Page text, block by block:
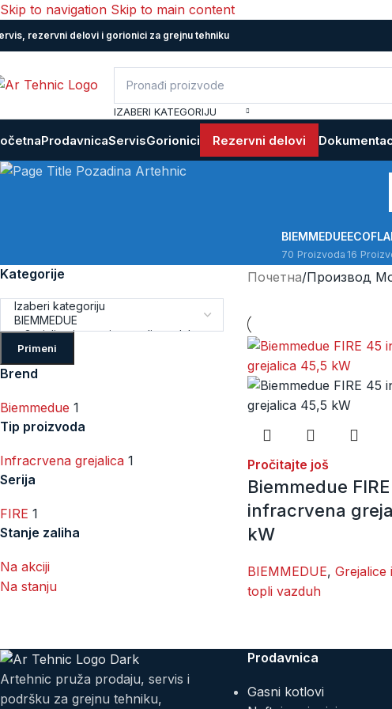
Skip to navigation Skip to main content
rezervni delovi i gorionici za grejnu tehniku
IZABERI KATEGORIJU
ProdavnicaServisGorionici Rezervni delovi
BIEMMEDUE
70 Proizvoda 16
Kategorije
Primeni
Brend
Biemmedue 1
Tip proizvoda
Infracrvena grejalica 1
Serija
FIRE 1
Stanje zaliha
Na akciji
Na stanju
Почетна/Производ
Pročitajte još
Biemmedue
infracrvena
kW
BIEMMEDUE, Grejalice
topli vazduh
Artehnic pruža prodaju, servis i
podršku za grejnu tehniku,
Prodavnica
Gasni kotlovi